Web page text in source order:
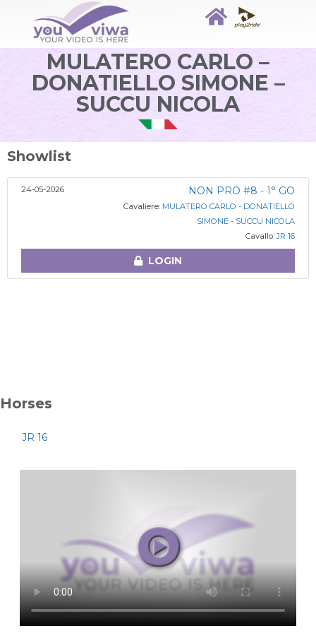
MULATERO CARLO –
DONATIELLO SIMONE –
SUCCU NICOLA
Showlist
24-05-2026 NON PRO #8 - 1° GO
Cavaliere: MULATERO CARLO - DONATIELLO
SIMONE - SUCCU NICOLA
Cavallo:JR 16
LOGIN
Horses
JR 16